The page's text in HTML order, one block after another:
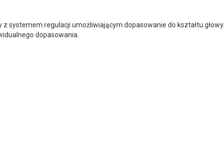
systemem regulacji umożliwiającym dopasowanie do kształtu głowy.
dopasowania.